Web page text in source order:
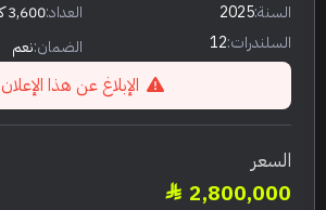
السنة:2025 العداد:3,600 كم
السلندرات:12 الضمان:نعم
الإبلاغ عن هذا الإعلان
السعر
2,800,000